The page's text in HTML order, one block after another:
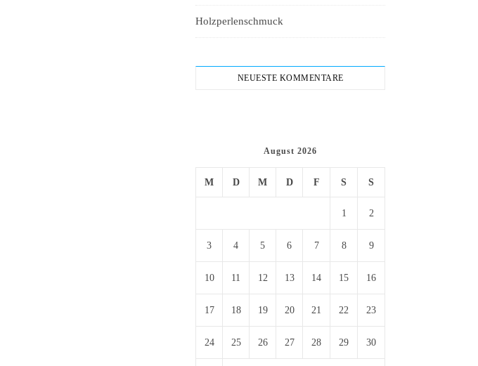
Holzperlenschmuck
NEUESTE KOMMENTARE
August 2026
M D M D F S S
1 2
3 4 5 6 7 8 9
10 11 12 13 14 15 16
17 18 19 20 21 22 23
24 25 26 27 28 29 30